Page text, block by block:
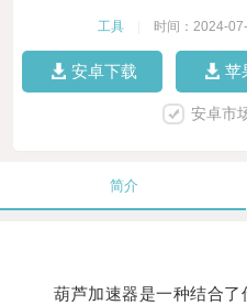
工具 时间：2024-
安卓下载 苹
安卓市
简介
葫芦加速器是一种结合了